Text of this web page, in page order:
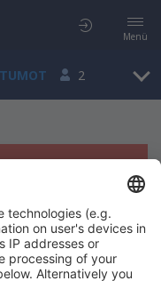
Menü
2
nem
kiválasztva